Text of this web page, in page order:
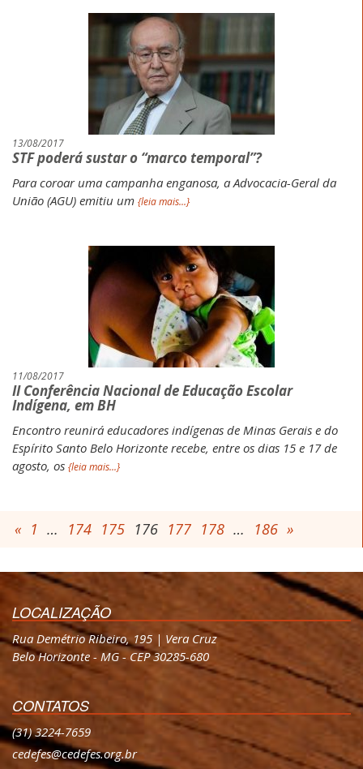
13/08/2017
STF poderá sustar o “marco temporal”?
Para coroar uma campanha enganosa, a Advocacia-Geral da
União (AGU) emitiu um {leia mais...}
11/08/2017
II Conferência Nacional de Educação Escolar
Indígena, em BH
Encontro reunirá educadores indígenas de Minas Gerais e do
Espírito Santo Belo Horizonte recebe, entre os dias 15 e 17 de
agosto, os {leia mais...}
« 1 … 174 175 176 177 178 … 186 »
LOCALIZAÇÃO
Rua Demétrio Ribeiro, 195 | Vera Cruz
Belo Horizonte - MG - CEP 30285-680
CONTATOS
(31) 3224-7659
cedefes@cedefes.org.br